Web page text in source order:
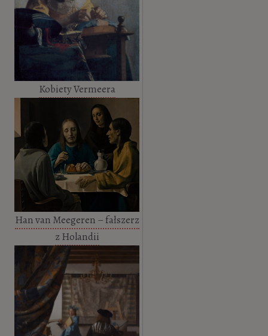
Kobiety Vermeera
Han van Meegeren – fałszerz
z Holandii